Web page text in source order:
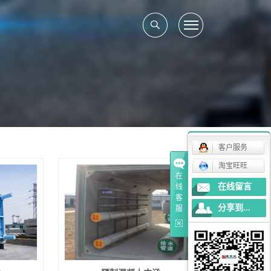
在
线
客
服
客户服务
淘宝旺旺
在线留言
分享到...